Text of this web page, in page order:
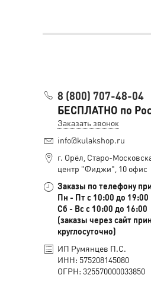
8 (800) 707-48-04
БЕСПЛАТНО по
Заказать звонок
info@kulakshop.ru
г. Орёл, Старо-
центр "Фиджи", 10 офис
Заказы по телефону
Пн - Пт с 10:00 до 19:00
Сб - Вс с 10:00 до 16:00
(заказы через сайт
круглосуточно)
ИП Румянцев П.С.
ИНН: 575208145080
ОГРН: 325570000033850